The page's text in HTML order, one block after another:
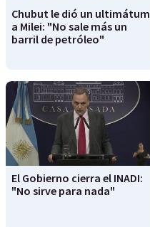
Chubut le dió un ultimátum
a Milei: "No sale más un
barril de petróleo"
El Gobierno cierra el INADI:
"No sirve para nada"